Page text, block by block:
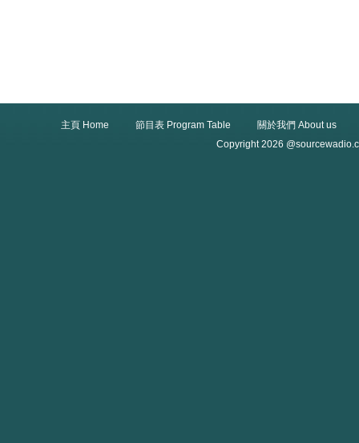
主頁 Home 節目表 Program Table
關於我們 About us
Copyright 2026